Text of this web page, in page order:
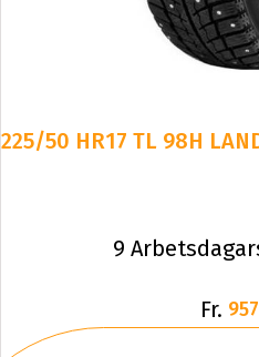
225/50 HR17 TL 98H
9
Fr.